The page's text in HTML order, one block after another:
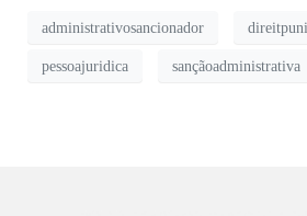
administrativosancionador
pessoajuridica sançãoadministrativa